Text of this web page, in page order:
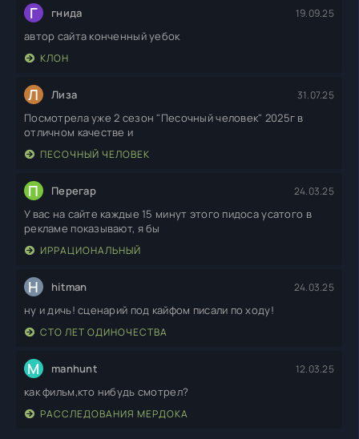
Г гнида 19.09.25
автор сайта конченный уебок
КЛОН
Л Лиза 31.07.25
Посмотрела уже 2 сезон "Песочный человек" 2025г в
отличном качестве и
ПЕСОЧНЫЙ ЧЕЛОВЕК
П Перегар 24.03.25
У вас на сайте каждые 15 минут этого пидоса усатого в
рекламе показывают, я бы
ИРРАЦИОНАЛЬНЫЙ
H hitman 24.03.25
ну и дичь! сценарий под кайфом писали по ходу!
СТО ЛЕТ ОДИНОЧЕСТВА
M manhunt 12.03.25
как фильм,кто нибудь смотрел?
РАССЛЕДОВАНИЯ МЕРДОКА